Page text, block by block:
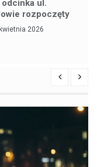
ul.
rozpoczęty
2026